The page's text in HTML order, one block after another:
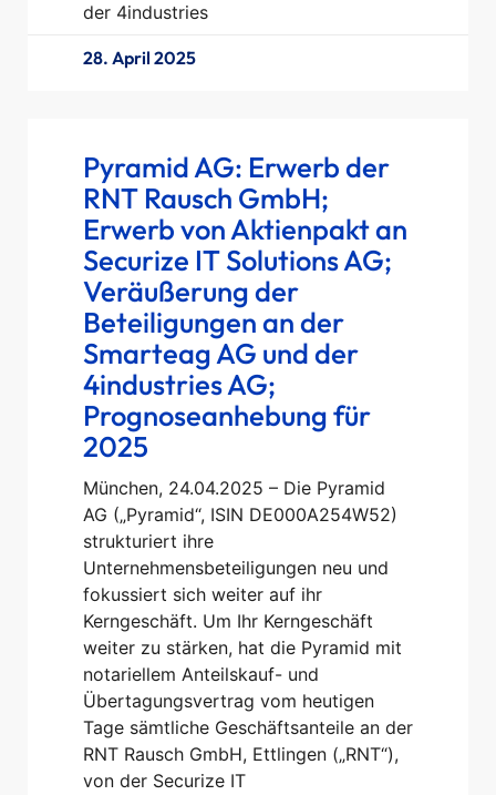
der 4industries
28. April 2025
Pyramid AG: Erwerb der
RNT Rausch GmbH;
Erwerb von Aktienpakt an
Securize IT Solutions AG;
Veräußerung der
Beteiligungen an der
Smarteag AG und der
4industries AG;
Prognoseanhebung für
2025
München, 24.04.2025 – Die Pyramid
AG („Pyramid“, ISIN DE000A254W52)
strukturiert ihre
Unternehmensbeteiligungen neu und
fokussiert sich weiter auf ihr
Kerngeschäft. Um Ihr Kerngeschäft
weiter zu stärken, hat die Pyramid mit
notariellem Anteilskauf- und
Übertagungsvertrag vom heutigen
Tage sämtliche Geschäftsanteile an der
RNT Rausch GmbH, Ettlingen („RNT“),
von der Securize IT